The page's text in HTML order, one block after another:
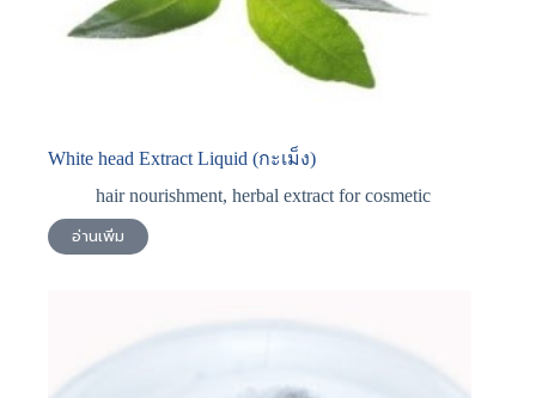
White head Extract Liquid (กะเม็ง)
hair nourishment, herbal extract for cosmetic
อ่านเพิ่ม